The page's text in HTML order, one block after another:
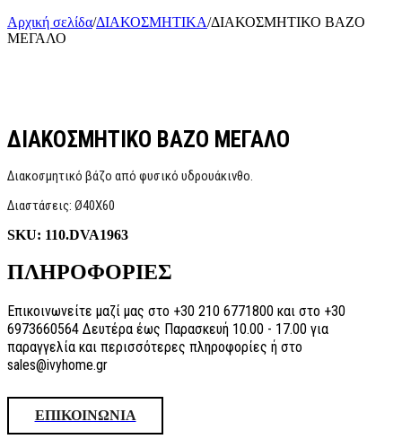
Αρχική σελίδα/ΔΙΑΚΟΣΜΗΤΙΚΑ/ΔΙΑΚΟΣΜΗΤΙΚΟ ΒΑΖΟ
ΜΕΓΑΛΟ
ΔΙΑΚΟΣΜΗΤΙΚΟ ΒΑΖΟ ΜΕΓΑΛΟ
Διακοσμητικό βάζο από φυσικό υδρουάκινθο.
Διαστάσεις: Ø40Χ60
SKU: 110.DVA1963
ΠΛΗΡΟΦΟΡΙΕΣ
Επικοινωνείτε μαζί μας στο +30 210 6771800 και στο +30
6973660564 Δευτέρα έως Παρασκευή 10.00 - 17.00 για
παραγγελία και περισσότερες πληροφορίες ή στο
sales@ivyhome.gr
ΕΠΙΚΟΙΝΩΝΙΑ